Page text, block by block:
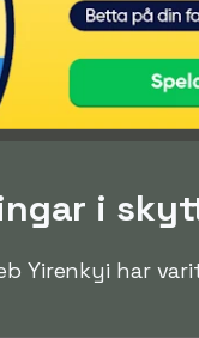
i
Yirenkyi har